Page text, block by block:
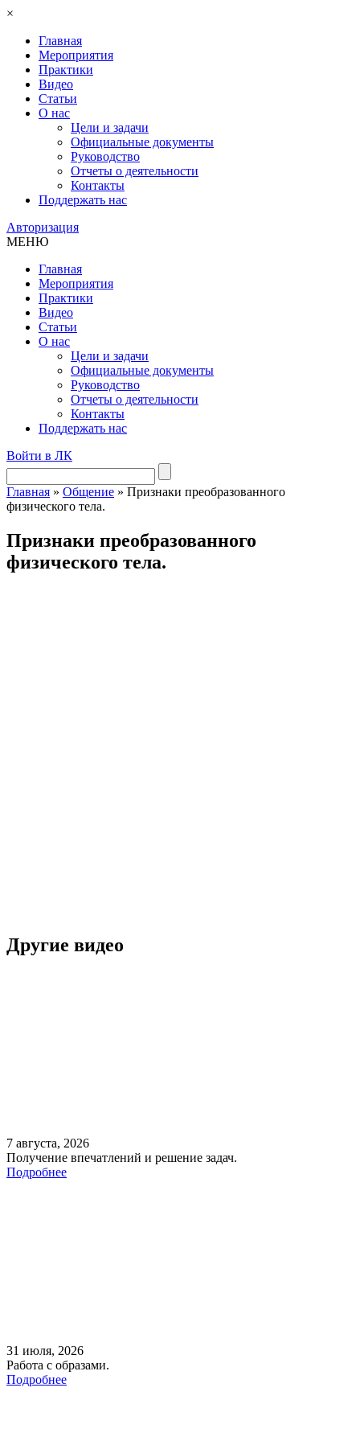
×
Главная
Мероприятия
Практики
Видео
Статьи
О нас
Цели и задачи
Официальные документы
Руководство
Отчеты о деятельности
Контакты
Поддержать нас
Авторизация
МЕНЮ
Главная
Мероприятия
Практики
Видео
Статьи
О нас
Цели и задачи
Официальные документы
Руководство
Отчеты о деятельности
Контакты
Поддержать нас
Войти в ЛК
Главная » Общение » Признаки преобразованного
физического тела.
Признаки преобразованного
физического тела.
Другие видео
7 августа, 2026
Получение впечатлений и решение задач.
Подробнее
31 июля, 2026
Работа с образами.
Подробнее